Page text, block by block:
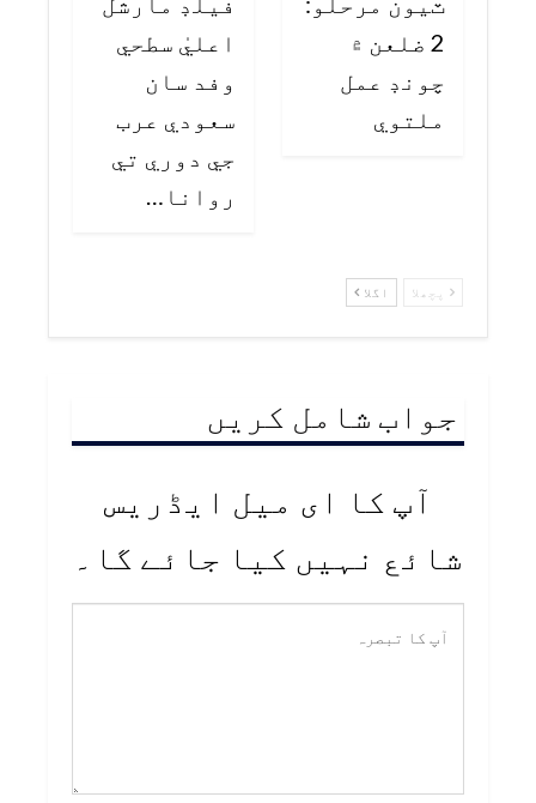
2 ضلعن ۾
چونڊ عمل
ملتوي
اعليٰ سطحي
وفد سان
سعودي عرب
جي دوري تي
روانا…
پچھلا اگلا
جواب شامل کریں
آپ کا ای میل ایڈریس
شائع نہیں کیا جائے گا۔